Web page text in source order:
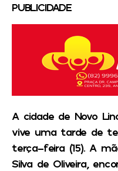
PUBLICIDADE
A cidade de Novo
vive uma tarde de
terça-feira (15). A
Silva de Oliveira,